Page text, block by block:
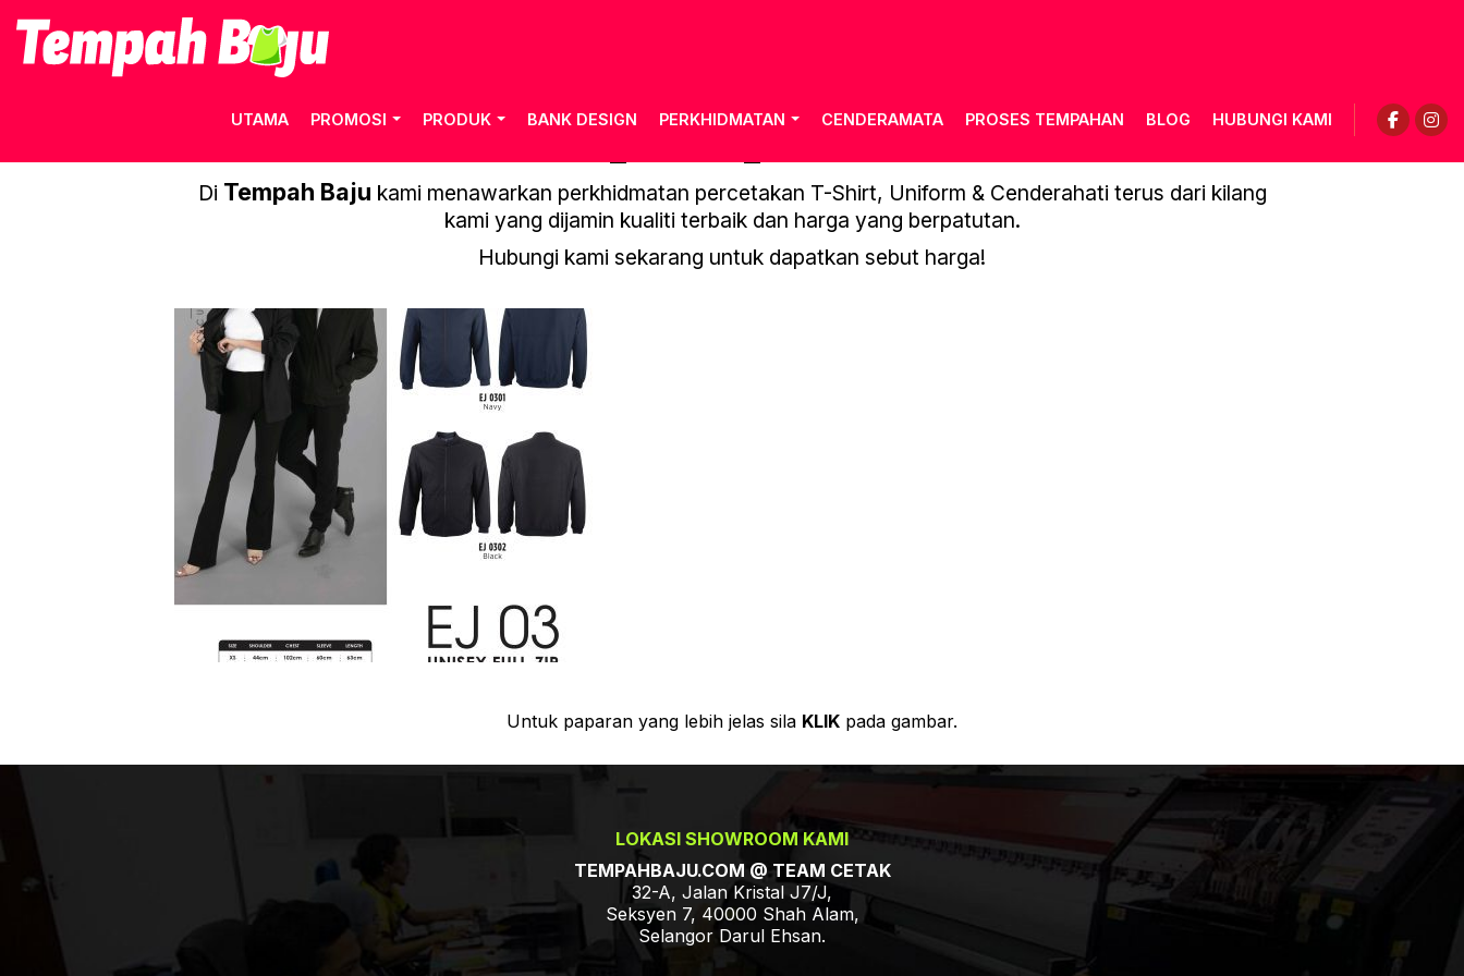
UTAMA PROMOSI PRODUK BANK DESIGN PERKHIDMATAN CENDERAMATA PROSES TEMPAHAN BLOG HUBUNGI KAMI
Di Tempah Baju kami menawarkan perkhidmatan percetakan T-Shirt, Uniform & Cenderahati terus dari kilang
kami yang dijamin kualiti terbaik dan harga yang berpatutan.
Hubungi kami sekarang untuk dapatkan sebut harga!
Untuk paparan yang lebih jelas sila KLIK pada gambar.
LOKASI SHOWROOM KAMI
TEMPAHBAJU.COM @ TEAM CETAK
32-A, Jalan Kristal J7/J,
Seksyen 7, 40000 Shah Alam,
Selangor Darul Ehsan.